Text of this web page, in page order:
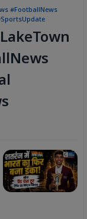
#FootballNews